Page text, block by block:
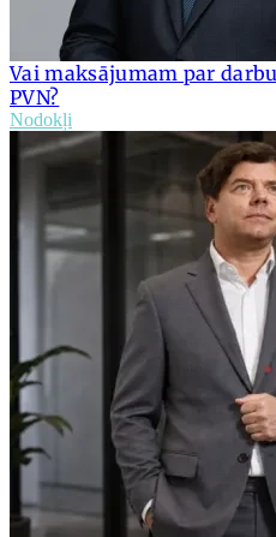
Vai maksājumam par
PVN?
Nodokļi